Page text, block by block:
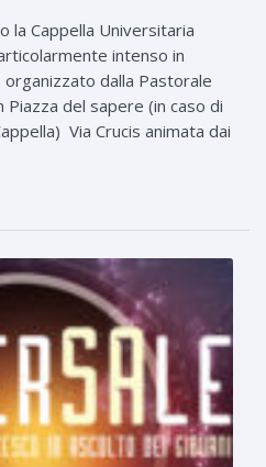
la Cappella Universitaria
intenso in
dalla Pastorale
del sapere (in caso di
Via Crucis animata dai